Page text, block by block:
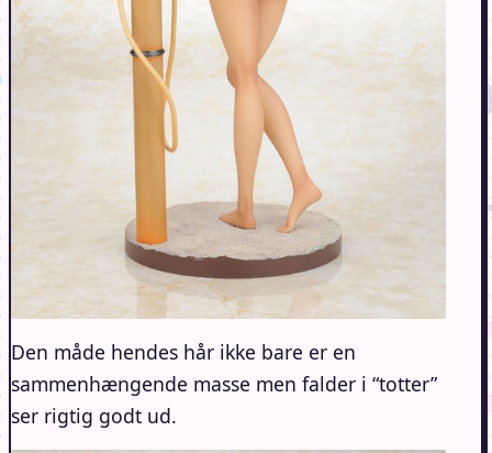
Den måde hendes hår ikke bare er en
sammenhængende masse men falder i “totter”
ser rigtig godt ud.